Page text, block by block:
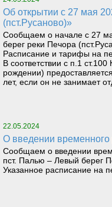
Об открытии с 27 мая 2024 г. навигации на паромном маршруте «Левый берег реки Печора (Троицко-Печорск) – Правый берег реки Печора
(пст.Русаново)»
Сообщаем о начале с 27
берег реки Печора
Расписание и тарифы на
В соответствии с п.1
рождении)
лет, если он не занимает
22.05.2024
О введении
Сообщаем о введении
пст. Палью – Левый берег
Указанное расписание на